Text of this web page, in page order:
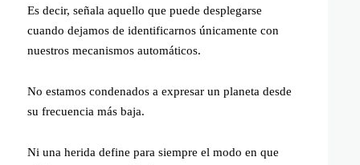
Es decir, señala aquello que puede desplegarse
cuando dejamos de identificarnos únicamente con
nuestros mecanismos automáticos.
No estamos condenados a expresar un planeta desde
su frecuencia más baja.
Ni una herida define para siempre el modo en que